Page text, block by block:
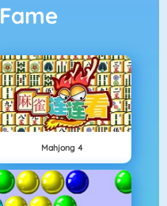
Fame
Mahjong 4